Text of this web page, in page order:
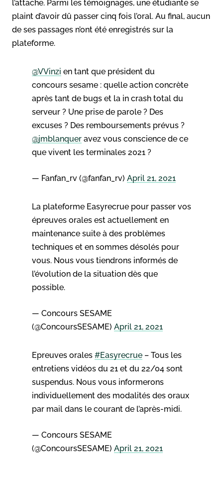
l’attache. Parmi les témoignages, une étudiante se
plaint d’avoir dû passer cinq fois l’oral. Au final, aucun
de ses passages n’ont été enregistrés sur la
plateforme.
@VVinzi en tant que président du
concours sesame : quelle action concrète
après tant de bugs et la in crash total du
serveur ? Une prise de parole ? Des
excuses ? Des remboursements prévus ?
@jmblanquer avez vous conscience de ce
que vivent les terminales 2021 ?
— Fanfan_rv (@fanfan_rv) April 21, 2021
La plateforme Easyrecrue pour passer vos
épreuves orales est actuellement en
maintenance suite à des problèmes
techniques et en sommes désolés pour
vous. Nous vous tiendrons informés de
l’évolution de la situation dès que
possible.
— Concours SESAME
(@ConcoursSESAME) April 21, 2021
Epreuves orales #Easyrecrue – Tous les
entretiens vidéos du 21 et du 22/04 sont
suspendus. Nous vous informerons
individuellement des modalités des oraux
par mail dans le courant de l’après-midi.
— Concours SESAME
(@ConcoursSESAME) April 21, 2021